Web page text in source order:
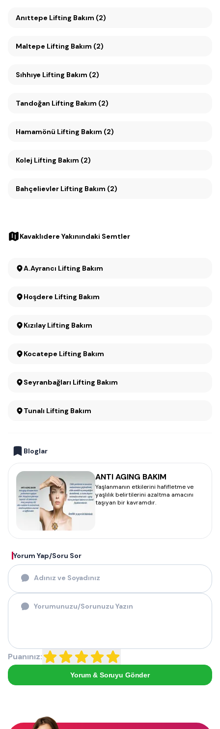
Anıttepe Lifting Bakım (2)
Maltepe Lifting Bakım (2)
Sıhhıye Lifting Bakım (2)
Tandoğan Lifting Bakım (2)
Hamamönü Lifting Bakım (2)
Kolej Lifting Bakım (2)
Bahçelievler Lifting Bakım (2)
Kavaklıdere Yakınındaki Semtler
A.Ayrancı Lifting Bakım
Hoşdere Lifting Bakım
Kızılay Lifting Bakım
Kocatepe Lifting Bakım
Seyranbağları Lifting Bakım
Tunalı Lifting Bakım
Bloglar
ANTI AGING BAKIM
Yaşlanmanın etkilerini hafifletme ve
yaşlılık belirtilerini azaltma amacını
taşıyan bir kavramdır.
Yorum Yap/Soru Sor
Puanınız:
Yorum & Soruyu Gönder